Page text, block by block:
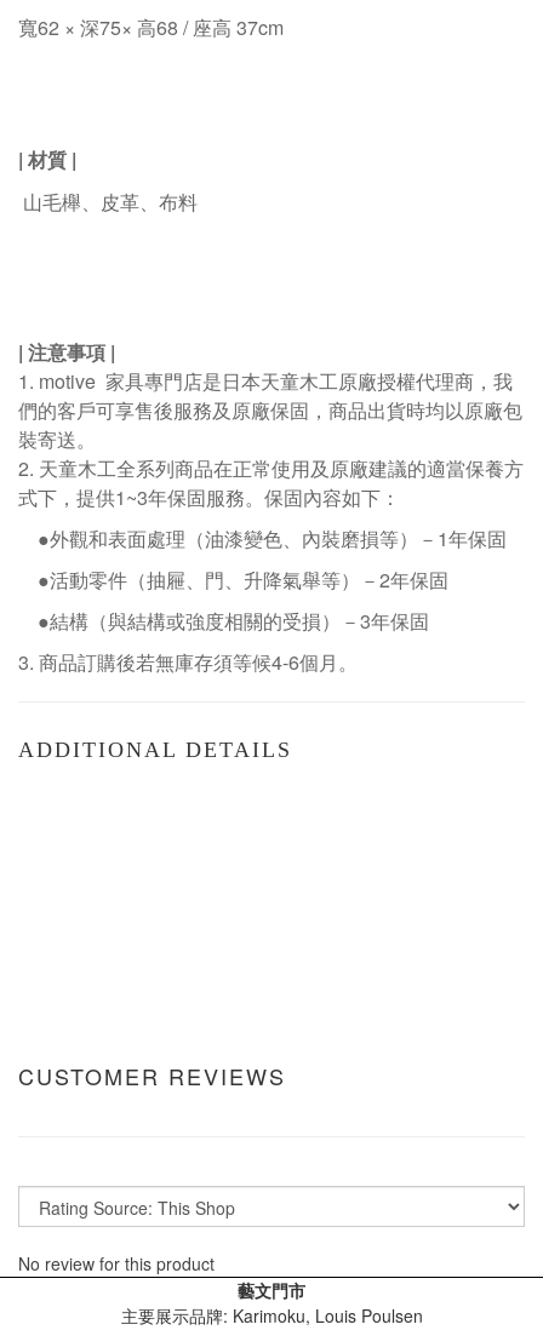
寬62 × 深75× 高68 / 座高 37cm
| 材質 |
山毛櫸、皮革、布料
| 注意事項 |
1. motive 家具專門店是日本天童木工原廠授權代理商，我
們的客戶可享售後服務及原廠保固，商品出貨時均以原廠包
裝寄送。
2. 天童木工全系列商品在正常使用及原廠建議的適當保養方
式下，提供1~3年保固服務。保固內容如下：
●外觀和表面處理（油漆變色、內裝磨損等）－ 1年保固
●活動零件（抽屜、門、升降氣舉等）－2年保固
●結構（與結構或強度相關的受損）－3年保固
3. 商品訂購後若無庫存須等候4-6個月。
ADDITIONAL DETAILS
CUSTOMER REVIEWS
No review for this product
藝文門市
主要展示品牌: Karimoku, Louis Poulsen